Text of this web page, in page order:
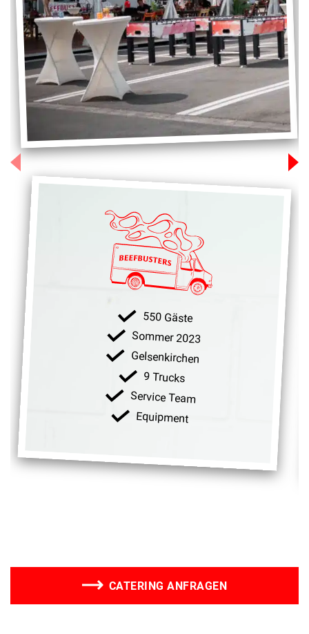
550 Gäste
Sommer 2023
Gelsenkirchen
9 Trucks
Service Team
Equipment
CATERING ANFRAGEN